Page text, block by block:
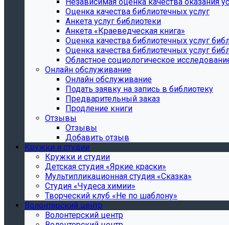
Оценка качества библиотечных услуг
Анкета услуг библиотеки
Анкета «Краеведческая книга»
Oценка качества библиотечных услуг
Oценка качества библиотечных услуг
Областное социологическое
Онлайн обслуживание
Онлайн обслуживание
Подать заявку на запись в библиотеку
Предварительный заказ
Продление книги
Отзывы
Отзывы
Добавить отзыв
Кружки и студии
Кружки и студии
Детская студия «Яркие краски»
Мультипликационная студия «Сказка»
Студия «Чудеса химии»
Творческий клуб «Не по шаблону»
Волонтерский центр
Волонтерский центр